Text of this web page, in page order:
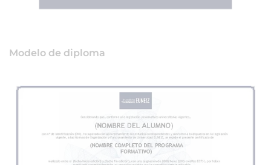
Modelo de diploma